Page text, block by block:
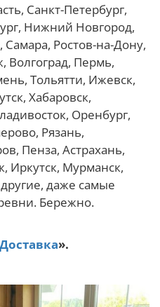
Санкт-Петербург,
Нижний Новгород,
Ростов-на-Дону,
Волгоград, Пермь,
Тольятти, Ижевск,
Хабаровск,
Оренбург,
Рязань,
Пенза, Астрахань,
Иркутск, Мурманск,
даже самые
Бережно.
Доставка».